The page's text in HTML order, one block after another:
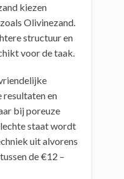
kiezen
Olivinezand.
structuur en
voor de taak.
en
bij poreuze
staat wordt
uit alvorens
de €12 –